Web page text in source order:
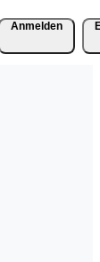
Anmelden